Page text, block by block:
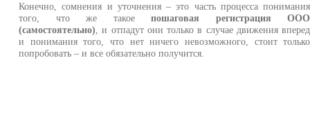
Конечно, сомнения и уточнения – это часть процесса понимания
того, что же такоепошаговая регистрация ООО
(самостоятельно) , и отпадут они только в случае движения вперед
и понимания того, что нет ничего невозможного, стоит только
попробовать – и все обязательно получится.